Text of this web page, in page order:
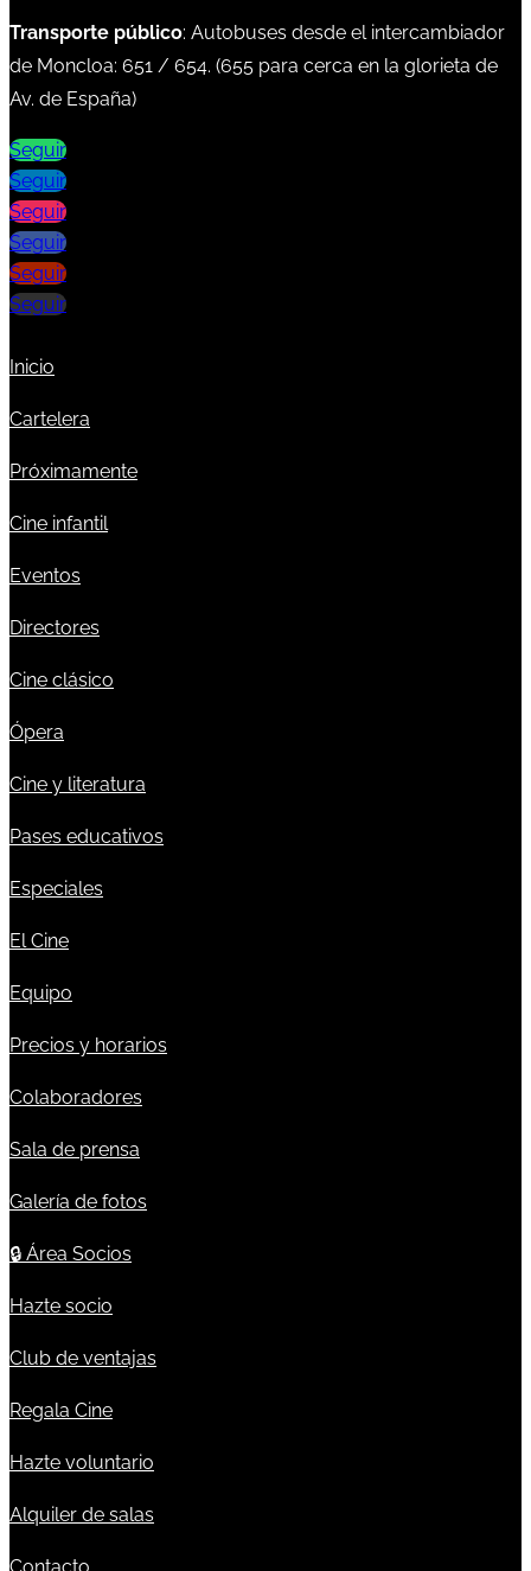
Transporte público: Autobuses desde el intercambiador
de Moncloa: 651 / 654. (655 para cerca en la glorieta de
Av. de España)
Seguir
Seguir
Seguir
Seguir
Seguir
Seguir
Inicio
Cartelera
Próximamente
Cine infantil
Eventos
Directores
Cine clásico
Ópera
Cine y literatura
Pases educativos
Especiales
El Cine
Equipo
Precios y horarios
Colaboradores
Sala de prensa
Galería de fotos
🔒 Área Socios
Hazte socio
Club de ventajas
Regala Cine
Hazte voluntario
Alquiler de salas